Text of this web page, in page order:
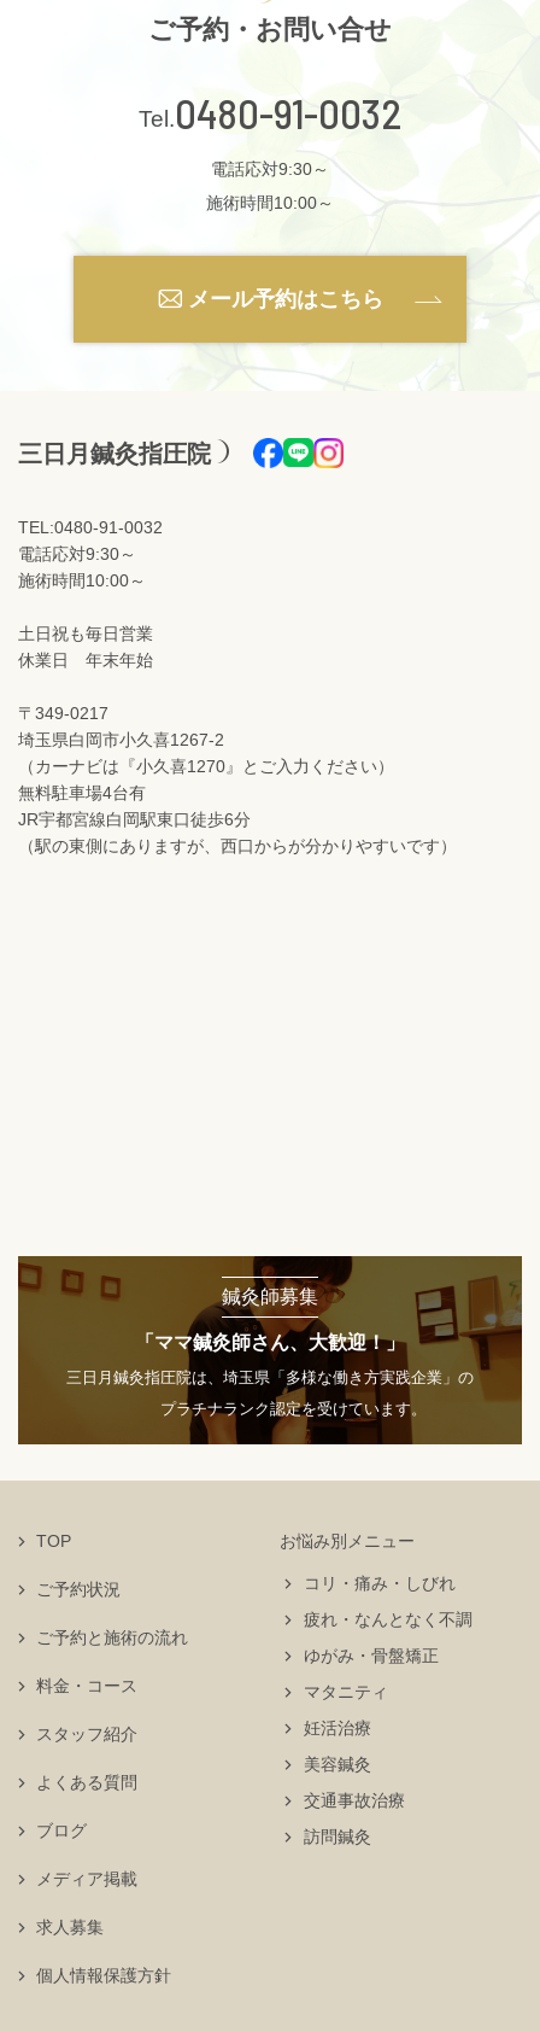
ご予約・お問い合せ
0480-91-0032
電話応対9:30～
施術時間10:00～
メール予約はこちら
三日月鍼灸指圧院
TEL:0480-91-0032
電話応対9:30～
施術時間10:00～
土日祝も毎日営業
休業日 年末年始
〒349-0217
埼玉県白岡市小久喜1267-2
（カーナビは『小久喜1270』とご入力ください）
無料駐車場4台有
JR宇都宮線白岡駅東口徒歩6分
（駅の東側にありますが、西口からが分かりやすいです）
鍼灸師募集
「ママ鍼灸師さん、大歓迎！」
三日月鍼灸指圧院は、埼玉県「多様な働き方実践企業」の
プラチナランク認定を受けています。
TOP
ご予約状況
お悩み別メニュー
コリ・痛み・しびれ
疲れ・なんとなく不調
ゆがみ・骨盤矯正
マタニティ
妊活治療
美容鍼灸
交通事故治療
訪問鍼灸
ご予約と施術の流れ
料金・コース
スタッフ紹介
よくある質問
ブログ
メディア掲載
求人募集
個人情報保護方針